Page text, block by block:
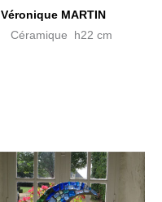
Véronique MARTIN
Céramique h22 cm